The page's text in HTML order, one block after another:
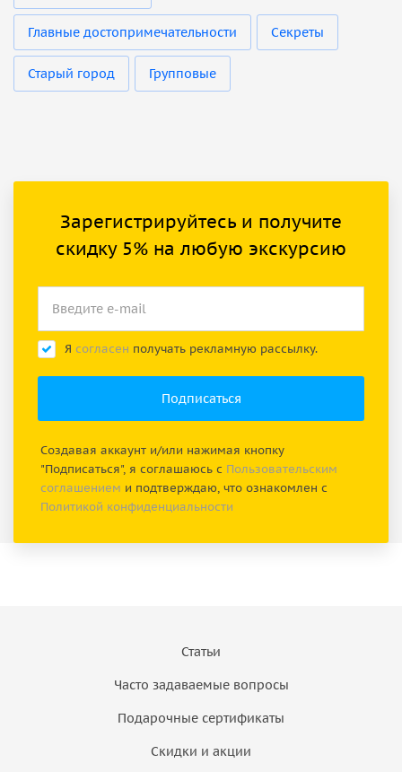
Главные достопримечательности Секреты
Старый город Групповые
Зарегистрируйтесь и получите
скидку 5% на любую экскурсию
Я согласен получать рекламную рассылку.
Создавая аккаунт и/или нажимая кнопку
"Подписаться", я соглашаюсь с Пользовательским
соглашением и подтверждаю, что ознакомлен с
Политикой конфиденциальности
Статьи
Часто задаваемые вопросы
Подарочные сертификаты
Скидки и акции